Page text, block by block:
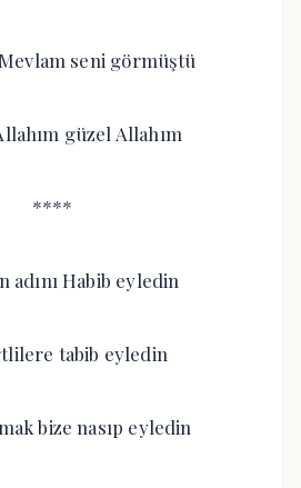
seni görmüştü
güzel Allahım
****
adını Habib eyledin
tabib eyledin
bize nasıp eyledin